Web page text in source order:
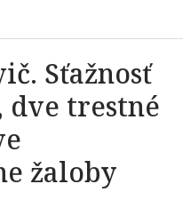
Sťažnosť
dve trestné
žaloby